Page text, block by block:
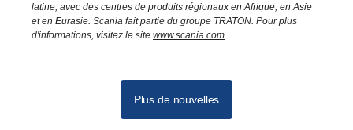
latine, avec des centres de produits régionaux en Afrique, en Asie
et en Eurasie. Scania fait partie du groupe TRATON. Pour plus
d'informations, visitez le site www.scania.com.
Plus de nouvelles